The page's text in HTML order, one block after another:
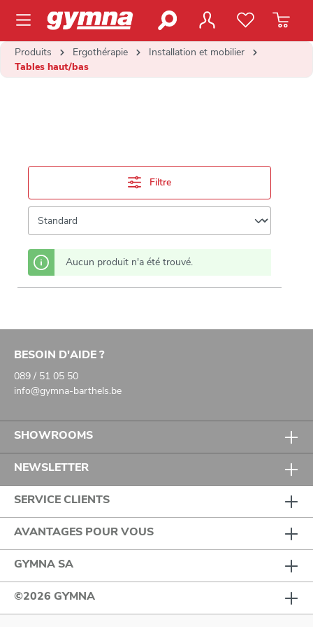
principal
Produits Ergothérapie
Installation et mobilier
Tables haut/bas
Filtre
Aucun produit n'a été trouvé.
BESOIN D'AIDE ?
089 / 51 05 50
info@gymna-barthels.be
SHOWROOMS
NEWSLETTER
SERVICE CLIENTS
AVANTAGES POUR VOUS
GYMNA SA
©2026 GYMNA